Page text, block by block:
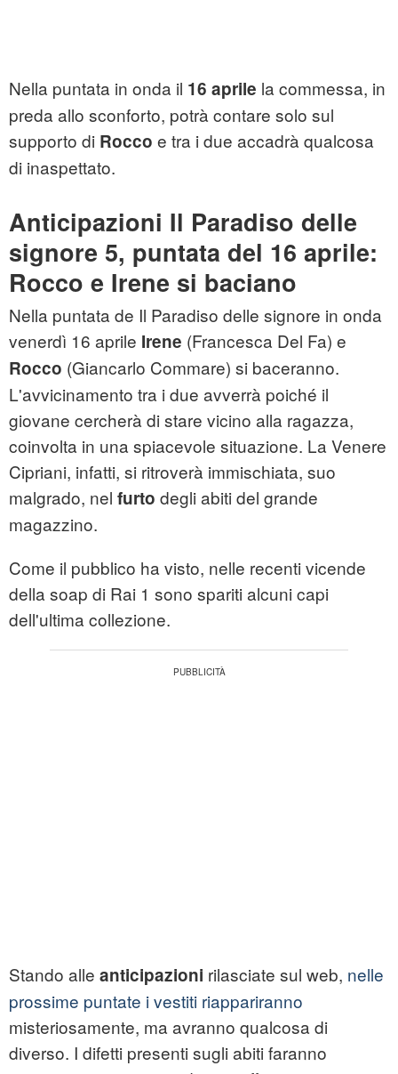
Nella puntata in onda il 16 aprile la commessa, in
preda allo sconforto, potrà contare solo sul
supporto di Rocco e tra i due accadrà qualcosa
di inaspettato.
Anticipazioni Il Paradiso delle
signore 5, puntata del 16 aprile:
Rocco e Irene si baciano
Nella puntata de Il Paradiso delle signore in onda
venerdì 16 aprile Irene (Francesca Del Fa) e
Rocco (Giancarlo Commare) si baceranno.
L'avvicinamento tra i due avverrà poiché il
giovane cercherà di stare vicino alla ragazza,
coinvolta in una spiacevole situazione. La Venere
Cipriani, infatti, si ritroverà immischiata, suo
malgrado, nel furto degli abiti del grande
magazzino.
Come il pubblico ha visto, nelle recenti vicende
della soap di Rai 1 sono spariti alcuni capi
dell'ultima collezione.
Stando alle anticipazioni rilasciate sul web, nelle
prossime puntate i vestiti riappariranno
misteriosamente, ma avranno qualcosa di
diverso. I difetti presenti sugli abiti faranno